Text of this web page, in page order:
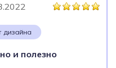
дизайна
и полезно